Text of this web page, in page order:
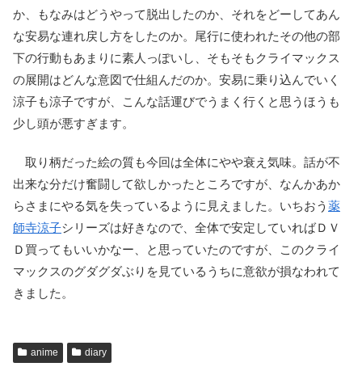
か、もなみはどうやって脱出したのか、それをどーしてあん
な安易な連れ戻し方をしたのか。尾行に使われたその他の部
下の行動もあまりに素人っぽいし、そもそもクライマックス
の展開はどんな意図で仕組んだのか。安易に乗り込んでいく
涼子も涼子ですが、こんな話運びでうまく行くと思うほうも
少し頭が悪すぎます。
取り柄だった絵の質も今回は全体にやや衰え気味。話が不
出来な分だけ奮闘して欲しかったところですが、なんかあか
らさまにやる気を失っているように見えました。いちおう 薬
師寺涼子シリーズは好きなので、全体で安定していればＤＶ
Ｄ買ってもいいかなー、と思っていたのですが、このクライ
マックスのグダグダぶりを見ているうちに意欲が損なわれて
きました。
anime diary